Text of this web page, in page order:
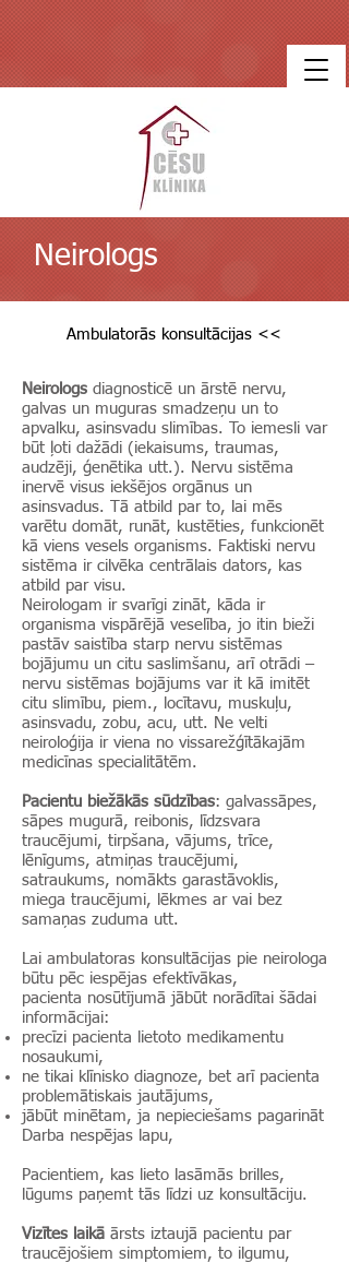
Neirologs
Ambulatorās konsultācijas <<
Neirologs diagnosticē un ārstē nervu,
galvas un muguras smadzeņu un to
apvalku, asinsvadu slimības. To iemesli var
būt ļoti dažādi (iekaisums, traumas,
audzēji, ģenētika utt.). Nervu sistēma
inervē visus iekšējos orgānus un
asinsvadus. Tā atbild par to, lai mēs
varētu domāt, runāt, kustēties, funkcionēt
kā viens vesels organisms. Faktiski nervu
sistēma ir cilvēka centrālais dators, kas
atbild par visu.
Neirologam ir svarīgi zināt, kāda ir
organisma vispārējā veselība, jo itin bieži
pastāv saistība starp nervu sistēmas
bojājumu un citu saslimšanu, arī otrādi –
nervu sistēmas bojājums var it kā imitēt
citu slimību, piem., locītavu, muskuļu,
asinsvadu, zobu, acu, utt. Ne velti
neiroloģija ir viena no vissarežģītākajām
medicīnas specialitātēm.
Pacientu biežākās sūdzības: galvassāpes,
sāpes mugurā, reibonis, līdzsvara
traucējumi, tirpšana, vājums, trīce,
lēnīgums, atmiņas traucējumi,
satraukums, nomākts garastāvoklis,
miega traucējumi, lēkmes ar vai bez
samaņas zuduma utt.
Lai ambulatoras konsultācijas pie neirologa
būtu pēc iespējas efektīvākas,
pacienta nosūtījumā jābūt norādītai šādai
informācijai:
precīzi pacienta lietoto medikamentu
nosaukumi,
ne tikai klīnisko diagnoze, bet arī pacienta
problemātiskais jautājums,
jābūt minētam, ja nepieciešams pagarināt
Darba nespējas lapu,
Pacientiem, kas lieto lasāmās brilles,
lūgums paņemt tās līdzi uz konsultāciju.
Vizītes laikā ārsts iztaujā pacientu par
traucējošiem simptomiem, to ilgumu,